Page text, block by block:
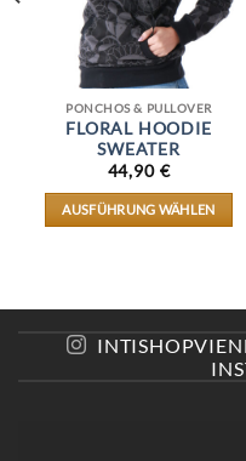
PONCHOS & PULLOVER
FLORAL HOODIE
SWEATER
44,90 €
AUSFÜHRUNG WÄHLEN
VARIANTEN
DIE
OPTIONEN